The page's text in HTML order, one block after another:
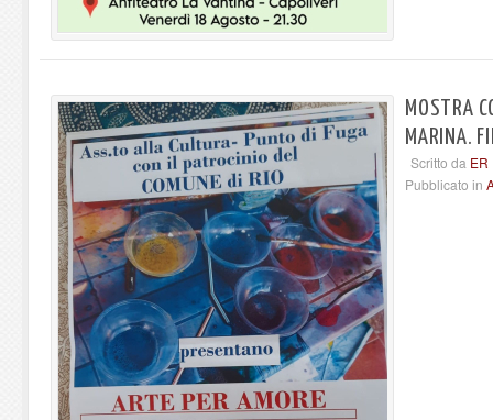
MOSTRA
MARINA.
Scritto da ER
Pubblicato in